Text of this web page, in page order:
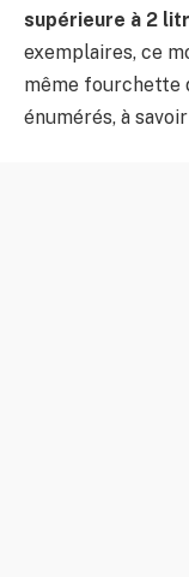
supérieure à 2
exemplaires, ce
même fourchette
énumérés, à